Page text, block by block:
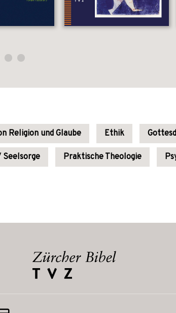
Religion und Glaube Ethik
Praktische Theologie